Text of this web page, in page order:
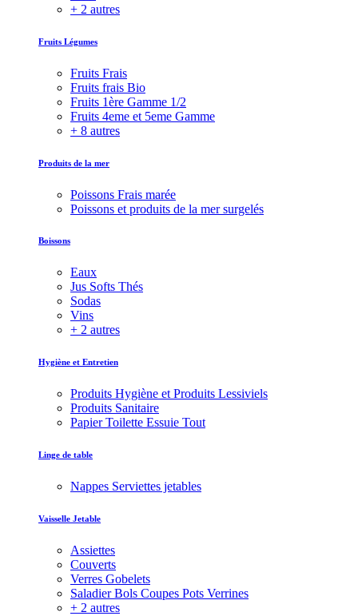
+ 2 autres
Fruits Légumes
Fruits Frais
Fruits frais Bio
Fruits 1ère Gamme 1/2
Fruits 4eme et 5eme Gamme
+ 8 autres
Produits de la mer
Poissons Frais marée
Poissons et produits de la mer surgelés
Boissons
Eaux
Jus Softs Thés
Sodas
Vins
+ 2 autres
Hygiène et Entretien
Produits Hygiène et Produits Lessiviels
Produits Sanitaire
Papier Toilette Essuie Tout
Linge de table
Nappes Serviettes jetables
Vaisselle Jetable
Assiettes
Couverts
Verres Gobelets
Saladier Bols Coupes Pots Verrines
+ 2 autres